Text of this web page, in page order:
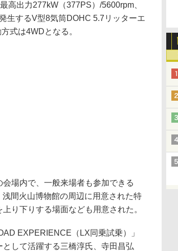
出力277kW（377PS）/5600rpm、
生するV型8気筒DOHC 5.7リッターエ
式は4WDとなる。
場内で、一般来場者も参加できる
間火山博物館の周辺に用意された特
り下りする場面なども用意された。
EXPERIENCE（LX同乗試乗）」
して活躍する三橋淳氏、寺田昌弘